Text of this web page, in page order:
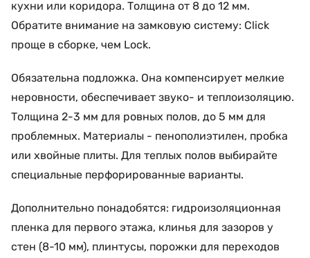
кухни или коридора. Толщина от 8 до 12 мм.
Обратите внимание на замковую систему: Click
проще в сборке, чем Lock.
Обязательна подложка. Она компенсирует мелкие
неровности, обеспечивает звуко- и теплоизоляцию.
Толщина 2-3 мм для ровных полов, до 5 мм для
проблемных. Материалы - пенополиэтилен, пробка
или хвойные плиты. Для теплых полов выбирайте
специальные перфорированные варианты.
Дополнительно понадобятся: гидроизоляционная
пленка для первого этажа, клинья для зазоров у
стен (8-10 мм), плинтусы, порожки для переходов